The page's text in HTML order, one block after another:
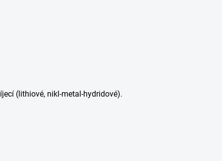
(lithiové, nikl-metal-hydridové).